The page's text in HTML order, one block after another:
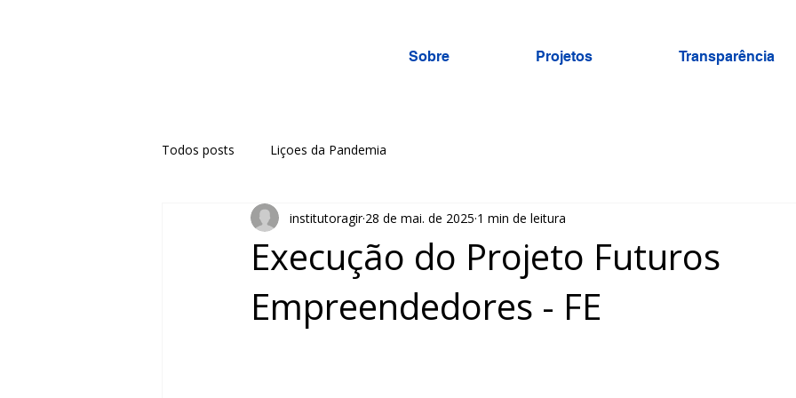
Sobre Projetos Transparência
Todos posts Liçoes da Pandemia
Execução do Projeto Futuros
Empreendedores - FE
institutoragir 28 de mai. de 2025 1 min de leitura